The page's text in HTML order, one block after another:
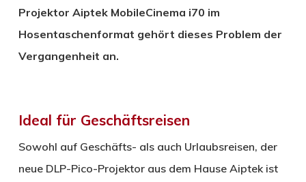
Projektor Aiptek MobileCinema i70 im
Hosentaschenformat gehört dieses Problem der
Vergangenheit an.
Ideal für Geschäftsreisen
Sowohl auf Geschäfts- als auch Urlaubsreisen, der
neue DLP-Pico-Projektor aus dem Hause Aiptek ist